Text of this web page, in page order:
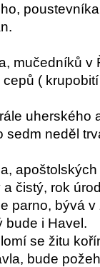
mučedníků v
( krupobití
uherského
sedm neděl
čistý, rok
parno, bývá
bude i Havel.
se žitu
bude